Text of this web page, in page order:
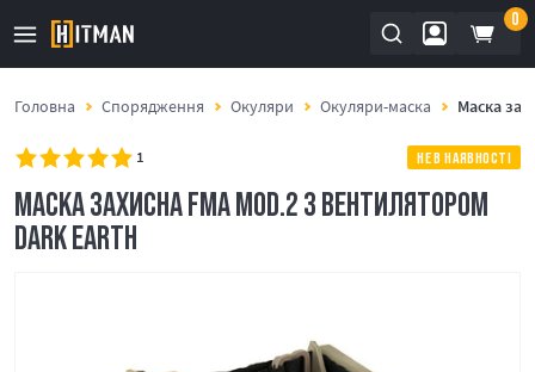
0
Головна Спорядження Окуляри Окуляри-маска Маска
1 НЕ В НАЯВНОСТІ
МАСКА ЗАХИСНА FMA MOD.2 З ВЕНТИЛЯТОРОМ
DARK EARTH